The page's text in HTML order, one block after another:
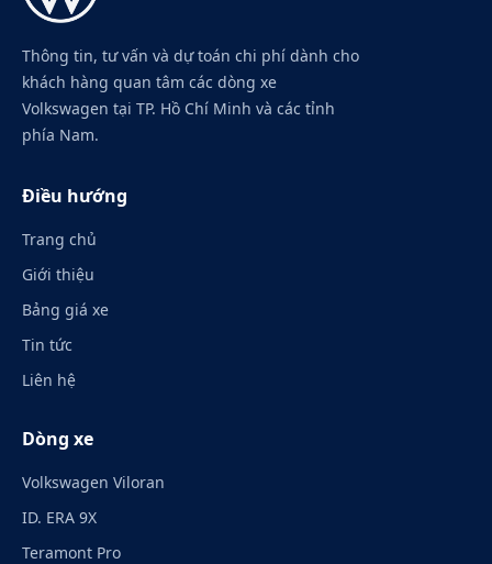
Thông tin, tư vấn và dự toán chi phí dành cho
khách hàng quan tâm các dòng xe
Volkswagen tại TP. Hồ Chí Minh và các tỉnh
phía Nam.
Điều hướng
Trang chủ
Giới thiệu
Bảng giá xe
Tin tức
Liên hệ
Dòng xe
Volkswagen Viloran
ID. ERA 9X
Teramont Pro